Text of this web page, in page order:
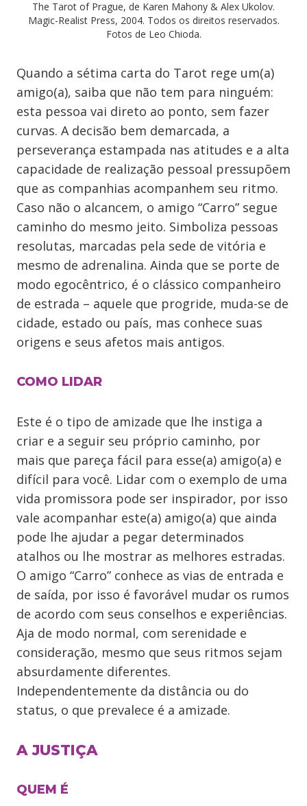
The Tarot of Prague, de Karen Mahony & Alex Ukolov.
Magic-Realist Press, 2004. Todos os direitos reservados.
Fotos de Leo Chioda.
Quando a sétima carta do Tarot rege um(a)
amigo(a), saiba que não tem para ninguém:
esta pessoa vai direto ao ponto, sem fazer
curvas. A decisão bem demarcada, a
perseverança estampada nas atitudes e a alta
capacidade de realização pessoal pressupõem
que as companhias acompanhem seu ritmo.
Caso não o alcancem, o amigo “Carro” segue
caminho do mesmo jeito. Simboliza pessoas
resolutas, marcadas pela sede de vitória e
mesmo de adrenalina. Ainda que se porte de
modo egocêntrico, é o clássico companheiro
de estrada – aquele que progride, muda-se de
cidade, estado ou país, mas conhece suas
origens e seus afetos mais antigos.
COMO LIDAR
Este é o tipo de amizade que lhe instiga a
criar e a seguir seu próprio caminho, por
mais que pareça fácil para esse(a) amigo(a) e
difícil para você. Lidar com o exemplo de uma
vida promissora pode ser inspirador, por isso
vale acompanhar este(a) amigo(a) que ainda
pode lhe ajudar a pegar determinados
atalhos ou lhe mostrar as melhores estradas.
O amigo “Carro” conhece as vias de entrada e
de saída, por isso é favorável mudar os rumos
de acordo com seus conselhos e experiências.
Aja de modo normal, com serenidade e
consideração, mesmo que seus ritmos sejam
absurdamente diferentes.
Independentemente da distância ou do
status, o que prevalece é a amizade.
A JUSTIÇA
QUEM É